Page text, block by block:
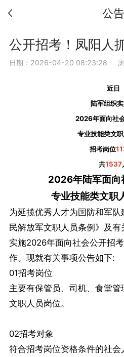
公告
公开招考！凤阳人
日期：2026-04-20 08:23:28
近日
陆军组织
2026年面向社
专业技能类文
招考岗位
共1537
2026年陆军面向
专业技能类文职
为延揽优秀人才为国防和军
民解放军文职人员条例》及
实施2026年面向社会公开招
作。现就有关事项公告如下:
01招考岗位
主要有保管员、司机、食堂
文职人员岗位。
02招考对象
符合招考岗位资格条件的社